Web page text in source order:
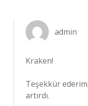
admin
Kraken!
Teşekkür
artırdı.